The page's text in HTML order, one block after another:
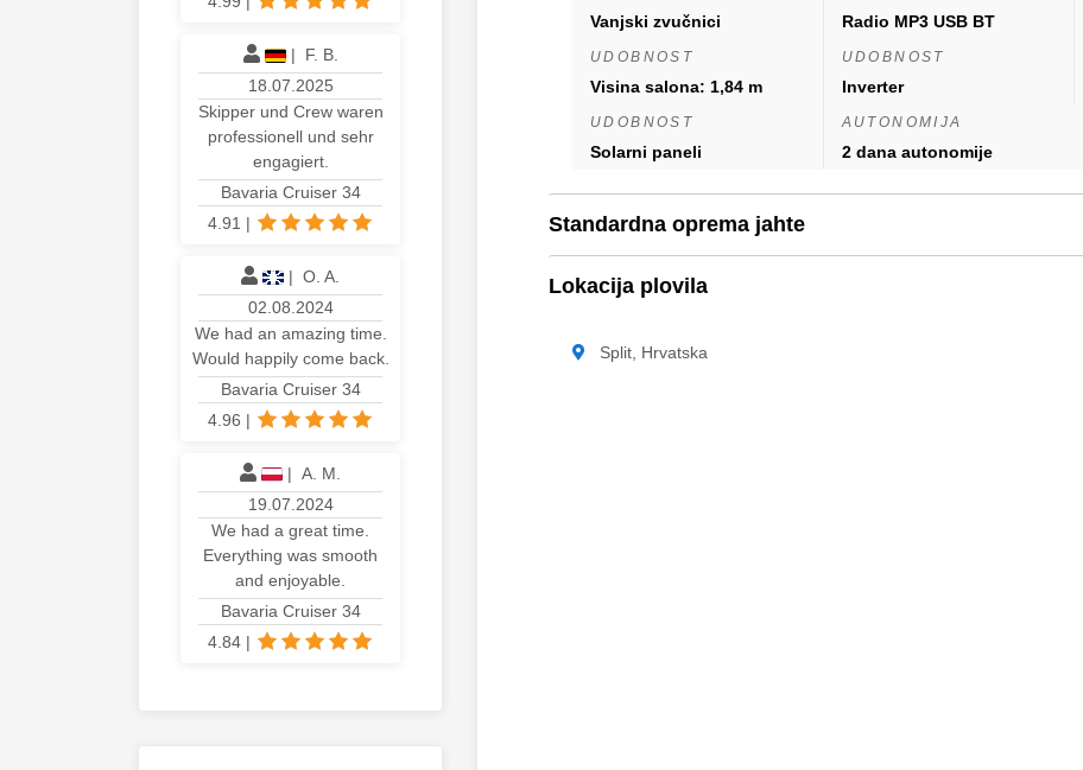
Vanjski zvučnici Radio MP3 USB BT
UDOBNOST
Visina salona: 1,84 m
UDOBNOST
Inverter
UDOBNOST
Solarni paneli
AUTONOMIJA
2 dana autonomije
Standardna oprema jahte
Lokacija plovila
Split, Hrvatska
|
F. B.
18.07.2025
Skipper und Crew waren
professionell und sehr
engagiert.
Bavaria Cruiser 34
4.91 |
| O. A.
02.08.2024
We had an amazing time.
Would happily come back.
Bavaria Cruiser 34
4.96 |
| A. M.
19.07.2024
We had a great time.
Everything was smooth
and enjoyable.
Bavaria Cruiser 34
4.84 |